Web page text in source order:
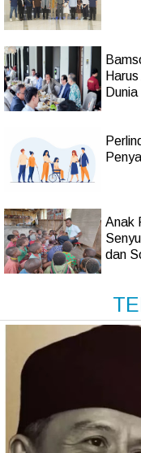
Dunia
Anak
dan